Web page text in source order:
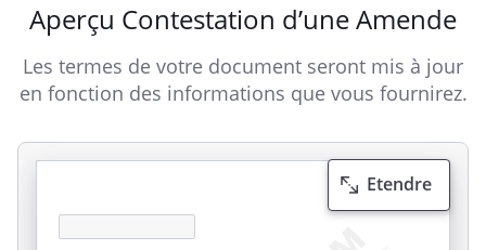
Aperçu Contestation d’une Amende
Les termes de votre document seront mis à jour
en fonction des informations que vous fournirez.
Etendre